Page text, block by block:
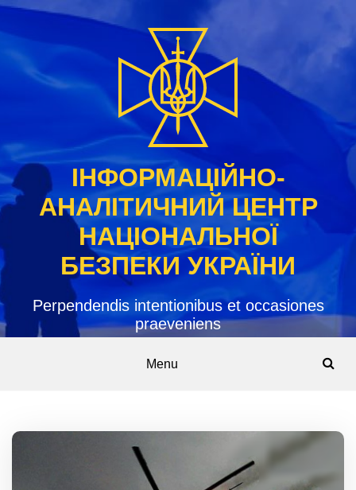
Skip
content
ІНФОРМАЦІЙНО-
АНАЛІТИЧНИЙ ЦЕНТР
НАЦІОНАЛЬНОЇ
БЕЗПЕКИ УКРАЇНИ
Perpendendis intentionibus et occasiones
praeveniens
Menu